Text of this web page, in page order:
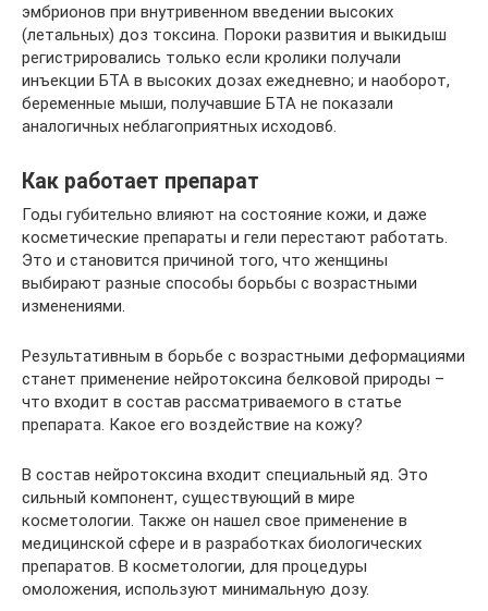
эмбрионов при внутривенном введении высоких
(летальных) доз токсина. Пороки развития и выкидыш
регистрировались только если кролики получали
инъекции БТА в высоких дозах ежедневно; и наоборот,
беременные мыши, получавшие БТА не показали
аналогичных неблагоприятных исходов6.
Как работает препарат
Годы губительно влияют на состояние кожи, и даже
косметические препараты и гели перестают работать.
Это и становится причиной того, что женщины
выбирают разные способы борьбы с возрастными
изменениями.
Результативным в борьбе с возрастными деформациями
станет применение нейротоксина белковой природы –
что входит в состав рассматриваемого в статье
препарата. Какое его воздействие на кожу?
В состав нейротоксина входит специальный яд. Это
сильный компонент, существующий в мире
косметологии. Также он нашел свое применение в
медицинской сфере и в разработках биологических
препаратов. В косметологии, для процедуры
омоложения, используют минимальную дозу.